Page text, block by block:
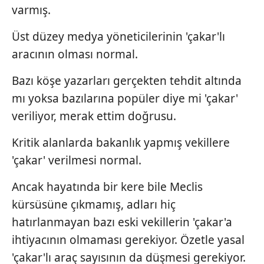
almak için lütfen
varmış.
Üst düzey medya yöneticilerinin 'çakar'lı
aracının olması normal.
Bazı köşe yazarları gerçekten tehdit altında
mı yoksa bazılarına popüler diye mi 'çakar'
veriliyor, merak ettim doğrusu.
Kritik alanlarda bakanlık yapmış vekillere
'çakar' verilmesi normal.
Ancak hayatında bir kere bile Meclis
kürsüsüne çıkmamış, adları hiç
hatırlanmayan bazı eski vekillerin 'çakar'a
ihtiyacının olmaması gerekiyor. Özetle yasal
'çakar'lı araç sayısının da düşmesi gerekiyor.